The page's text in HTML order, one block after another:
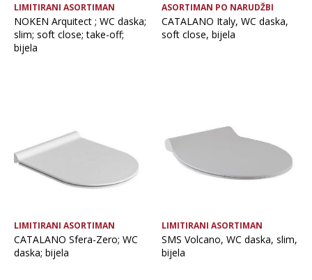
LIMITIRANI ASORTIMAN
NOKEN Arquitect ; WC daska;
slim; soft close; take-off;
bijela
ASORTIMAN PO NARUDŽBI
CATALANO Italy, WC daska,
soft close, bijela
LIMITIRANI ASORTIMAN
CATALANO Sfera-Zero; WC
daska; bijela
LIMITIRANI ASORTIMAN
SMS Volcano, WC daska, slim,
bijela